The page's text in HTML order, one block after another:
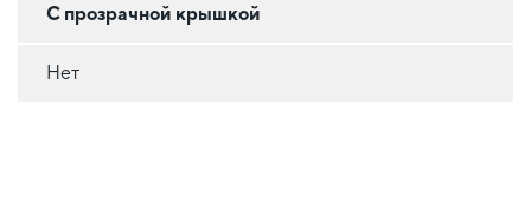
С прозрачной крышкой
Нет